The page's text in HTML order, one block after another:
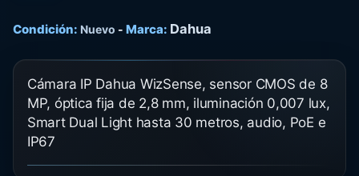
Condición: Nuevo - Marca: Dahua
Cámara IP Dahua WizSense, sensor CMOS de 8
MP, óptica fija de 2,8 mm, iluminación 0,007 lux,
Smart Dual Light hasta 30 metros, audio, PoE e
IP67